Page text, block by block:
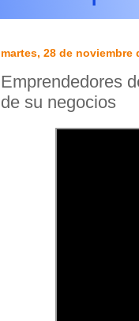
martes, 28 de noviembre
Emprendedores
de su negocios